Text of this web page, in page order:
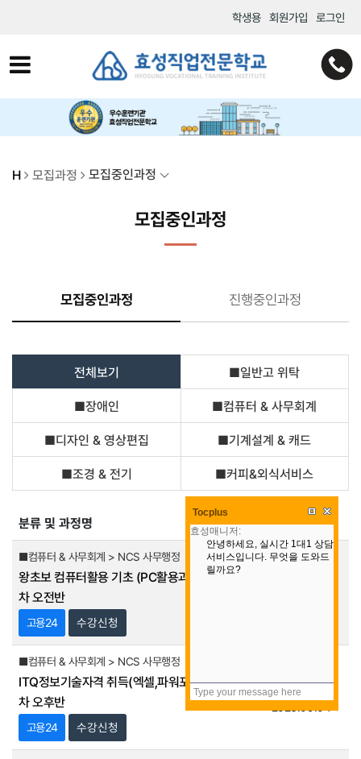
학생용 회원가입 로그인
H 모집과정 모집중인과정
모집중인과정
모집중인과정 진행중인과정
전체보기 ■일반고 위탁
■장애인 ■컴퓨터 & 사무회계
■디자인 & 영상편집 ■기계설계 & 캐드
■조경 & 전기 ■커피&외식서비스
분류 및 과정명 교육기간
■컴퓨터 & 사무회계 > NCS 사무행정
왕초보 컴퓨터활용 기초 (PC활용과 한글) 3회
차 오전반
고용24 수강신청
■컴퓨터 & 사무회계 > NCS 사무행정
ITQ정보기술자격 취득(엑셀,파워포인트) 14회
차 오후반
고용24 수강신청
2026.08.20
Tocplus